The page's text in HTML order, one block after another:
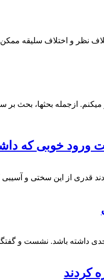
نظر و اختلاف سلیقه
فکر میکنم. ازجمله
ورود خوبی که
قدری از این سختی و آسیبی
داشته باشد. نشست و
کردند